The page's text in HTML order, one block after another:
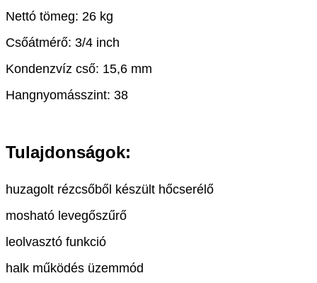
Nettó tömeg: 26 kg
Csőátmérő: 3/4 inch
Kondenzvíz cső: 15,6 mm
Hangnyomásszint: 38
Tulajdonságok:
huzagolt rézcsőből készült hőcserélő
mosható levegőszűrő
leolvasztó funkció
halk működés üzemmód